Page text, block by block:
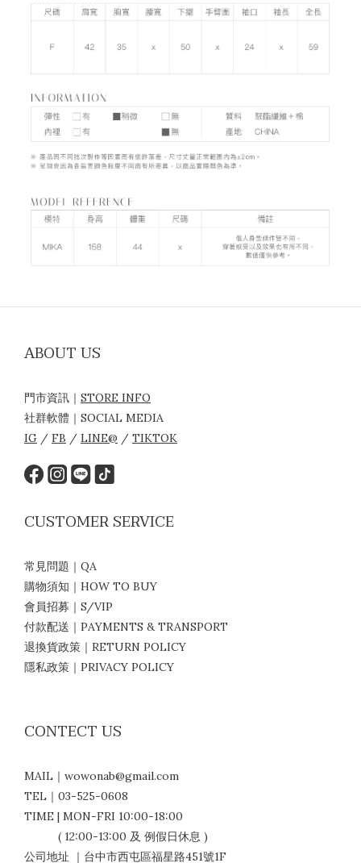
ABOUT US
門市資訊｜ STORE INFO
社群軟體｜SOCIAL MEDIA
IG / FB / LINE@ / TIKTOK
CUSTOMER SERVICE
常見問題｜QA
購物須知｜HOW TO BUY
會員招募｜S/VIP
付款配送｜PAYMENTS & TRANSPORT
退換貨政策｜RETURN POLICY
隱私政策｜PRIVACY POLICY
CONTECT US
MAIL｜wowonab@gmail.com
TEL｜03-525-0608
TIME | MON-FRI 10:00-18:00
( 12:00-13:00 及 例假日休息 )
公司地址 ｜台中市西屯區福星路451號1F